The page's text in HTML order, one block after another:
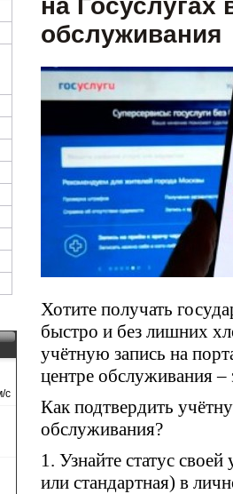
на Госуслугах
обслуживания
Хотите получать
быстро и без лишних
учётную запись на
центре обслуживания
Как подтвердить
обслуживания?
1. Узнайте статус
или стандартная) в